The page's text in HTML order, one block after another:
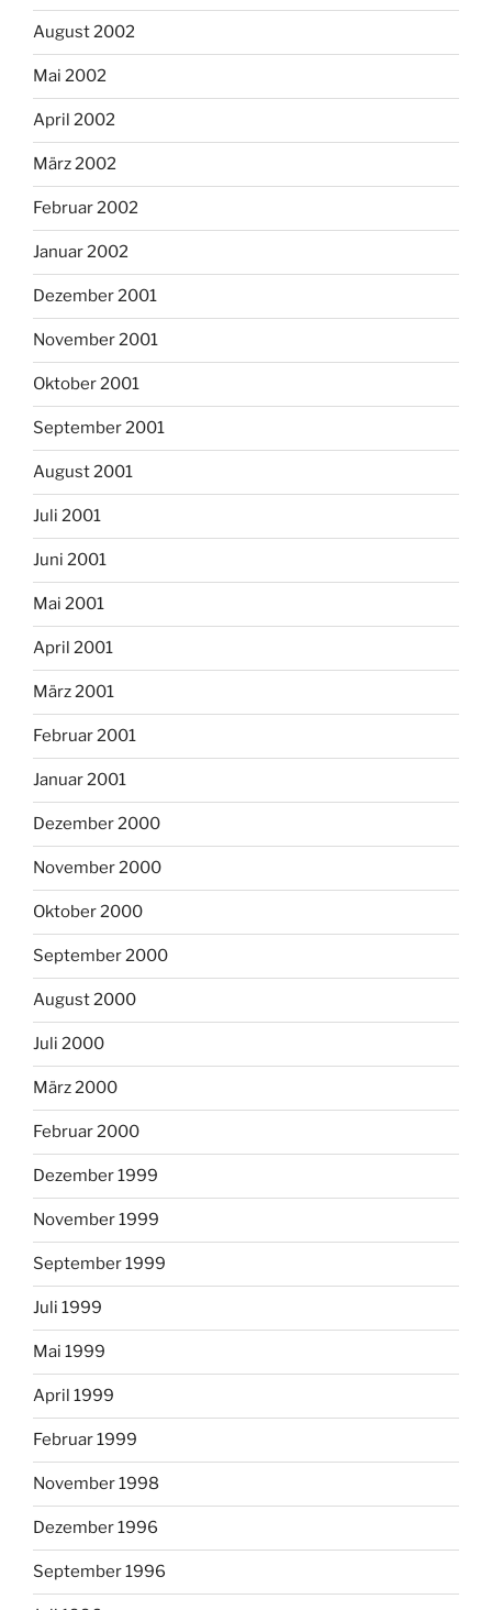
August 2002
Mai 2002
April 2002
März 2002
Februar 2002
Januar 2002
Dezember 2001
November 2001
Oktober 2001
September 2001
August 2001
Juli 2001
Juni 2001
Mai 2001
April 2001
März 2001
Februar 2001
Januar 2001
Dezember 2000
November 2000
Oktober 2000
September 2000
August 2000
Juli 2000
März 2000
Februar 2000
Dezember 1999
November 1999
September 1999
Juli 1999
Mai 1999
April 1999
Februar 1999
November 1998
Dezember 1996
September 1996